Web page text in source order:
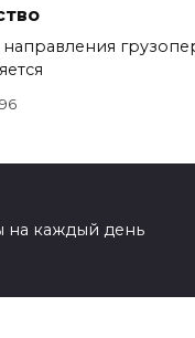
на каждый день